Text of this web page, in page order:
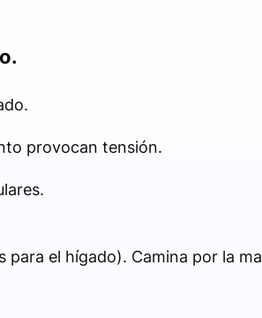
provocan tensión.
el hígado). Camina por la